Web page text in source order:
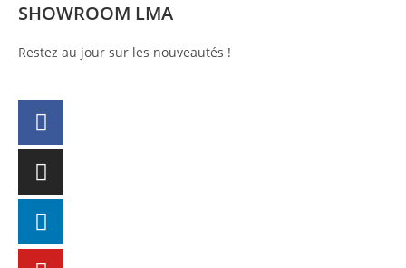
SHOWROOM LMA
Restez au jour sur les nouveautés !